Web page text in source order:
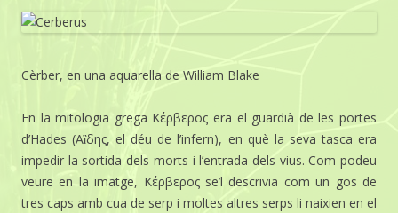
Cèrber, en una aquarel·la de William Blake
En la mitologia grega Κέρβερος era el guardià de les portes
d’Hades (Αἳδης, el déu de l’infern), en què la seva tasca era
impedir la sortida dels morts i l’entrada dels vius. Com podeu
veure en la imatge, Κέρβερος se’l descrivia com un gos de
tres caps amb cua de serp i moltes altres serps li naixien en el